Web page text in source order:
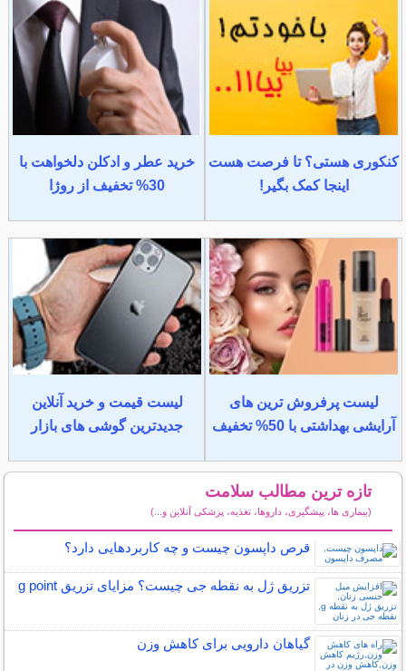
کنکوری هستی؟ تا فرصت هست
اینجا کمک بگیر!
خرید عطر و ادکلن دلخواهت با
30% تخفیف از روژا
لیست پرفروش ترین های
آرایشی بهداشتی با 50% تخفیف
لیست قیمت و خرید آنلاین
جدیدترین گوشی های بازار
تازه ترین مطالب سلامت
(بیماری ها، پیشگیری، داروها، تغذیه، پزشکی آنلاین و...)
قرص داپسون چیست و چه کاربردهایی دارد؟
تزریق ژل به نقطه جی چیست؟ مزایای تزریق g point
گیاهان دارویی برای کاهش وزن